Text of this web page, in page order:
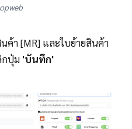
ค้า [MR] และใบย้ายสินค้า
กปุ่ม 'บันทึก'